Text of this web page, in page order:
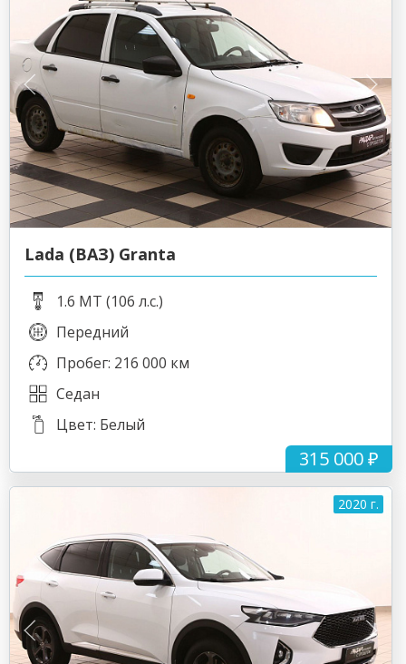
315 000 ₽
Lada (ВАЗ) Granta
1.6 MT (106 л.с.)
Передний
Пробег: 216 000 км
Седан
Цвет: Белый
2020 г.